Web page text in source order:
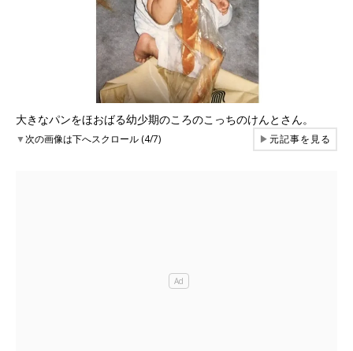
大きなパンをほおばる幼少期のころのこっちのけんとさん。
▼次の画像は下へスクロール (4/7) ▶元記事を見る